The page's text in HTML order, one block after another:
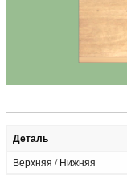
Деталь
Верхняя / Нижняя